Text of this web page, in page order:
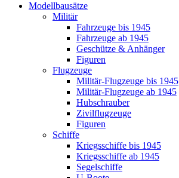
Modellbausätze
Militär
Fahrzeuge bis 1945
Fahrzeuge ab 1945
Geschütze & Anhänger
Figuren
Flugzeuge
Militär-Flugzeuge bis 1945
Militär-Flugzeuge ab 1945
Hubschrauber
Zivilflugzeuge
Figuren
Schiffe
Kriegsschiffe bis 1945
Kriegsschiffe ab 1945
Segelschiffe